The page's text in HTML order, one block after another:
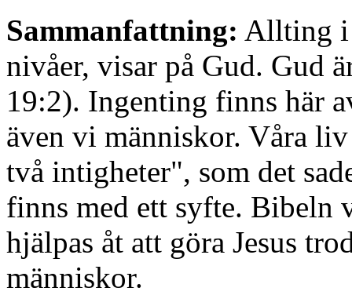
Sammanfattning: Allting i
nivåer, visar på Gud. Gud
19:2). Ingenting finns här
även vi människor. Våra
två intigheter", som det
finns med ett syfte. Bibeln
hjälpas åt att göra Jesus
människor.